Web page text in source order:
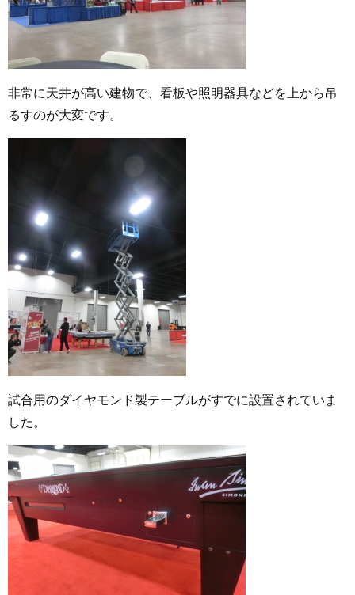
非常に天井が高い建物で、看板や照明器具などを上から吊
るすのが大変です。
試合用のダイヤモンド製テーブルがすでに設置されていま
した。